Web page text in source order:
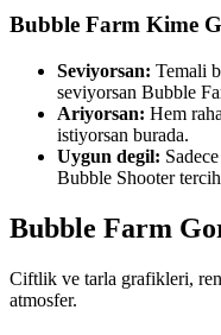
Bubble Farm Kime
Seviyorsan: Temali
seviyorsan Bubble
Ariyorsan: Hem
istiyorsan burada.
Uygun degil:
Bubble Shooter
Bubble Farm
Ciftlik ve tarla grafikleri,
atmosfer.